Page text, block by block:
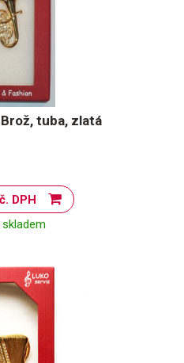
tuba, zlatá
Kč vč. DPH